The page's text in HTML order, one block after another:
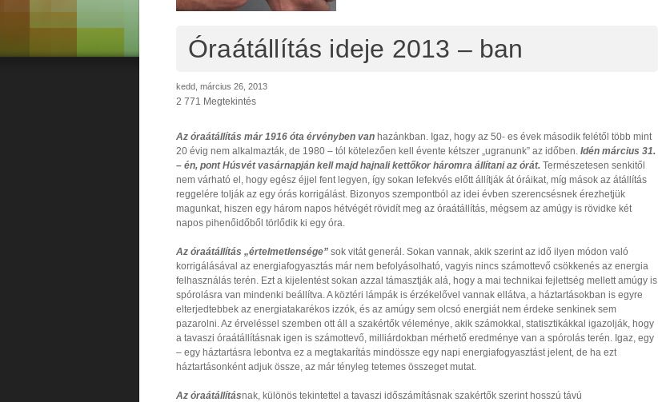
Óraátállítás ideje 2013 – ban
kedd, március 26, 2013
2 771 Megtekintés
Az óraátállítás már 1916 óta érvényben van hazánkban. Igaz, hogy az 50- es évek második felétől több mint
20 évig nem alkalmazták, de 1980 – tól kötelezően kell évente kétszer „ugranunk” az időben. Idén március 31.
– én, pont Húsvét vasárnapján kell majd hajnali kettőkor háromra állítani az órát. Természetesen senkitől
nem várható el, hogy egész éjjel fent legyen, így sokan lefekvés előtt állítják át óráikat, míg mások az átállítás
reggelére tolják az egy órás korrigálást. Bizonyos szempontból az idei évben szerencsésnek érezhetjük
magunkat, hiszen egy három napos hétvégét rövidít meg az óraátállítás, mégsem az amúgy is rövidke két
napos pihenőidőből törlődik ki egy óra.
Az óraátállítás „értelmetlensége” sok vitát generál. Sokan vannak, akik szerint az idő ilyen módon való
korrigálásával az energiafogyasztás már nem befolyásolható, vagyis nincs számottevő csökkenés az energia
felhasználás terén. Ezt a kijelentést sokan azzal támasztják alá, hogy a mai technikai fejlettség mellett amúgy is
spórolásra van mindenki beállítva. A köztéri lámpák is érzékelővel vannak ellátva, a háztartásokban is egyre
elterjedtebbek az energiatakarékos izzók, és az amúgy sem olcsó energiát nem érdeke senkinek sem
pazarolni. Az érveléssel szemben ott áll a szakértők véleménye, akik számokkal, statisztikákkal igazolják, hogy
a tavaszi óraátállításnak igen is számottevő, milliárdokban mérhető eredménye van a spórolás terén. Igaz, egy
– egy háztartásra lebontva ez a megtakarítás mindössze egy napi energiafogyasztást jelent, de ha ezt
háztartásonként adjuk össze, az már tényleg tetemes összeget mutat.
Az óraátállításnak, különös tekintettel a tavaszi időszámításnak szakértők szerint hosszú távú